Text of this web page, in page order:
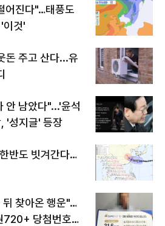
어진다"…태풍도
이것'
돈 주고 산다...유
안 남았다"...'윤석
'성지글' 등장
반도 빗겨간다…
뒤 찾아온 행운"…
당첨번호조